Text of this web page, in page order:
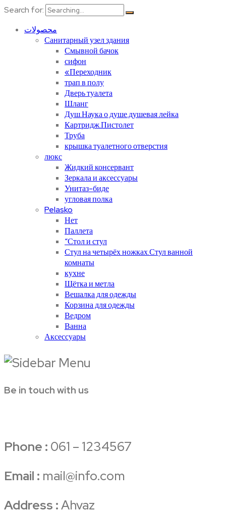
Search for:
محصولات
Санитарный узел здания
Смывной бачок
сифон
«Переходник
трап в полу
Дверь туалета
Шланг
Душ.Наука о душе.душевая лейка
Картридж.Пистолет
Труба
крышка туалетного отверстия
люкс
Жидкий консервант
Зеркала и аксессуары
Унитаз-биде
угловая полка
Pelasko
Нет
Паллета
“Стол и стул
Стул на четырёх ножках.Стул ванной
комнаты
кухне
Щётка и метла
Вешалка для одежды
Корзина для одежды
Ведром
Ванна
Аксессуары
Be in touch with us
Phone : 061 – 1234567
Email : mail@info.com
Address :Ahvaz